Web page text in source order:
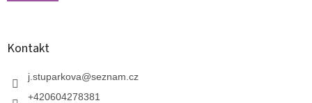
Kontakt
j.stuparkova@seznam.cz
+420604278381